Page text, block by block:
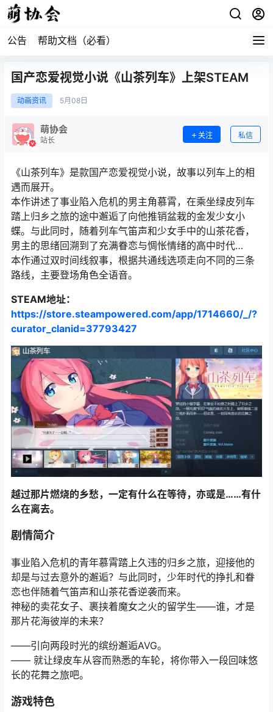
公告 帮助文档（必看）
国产恋爱视觉小说《山茶列车》上架STEAM
动画资讯 5月 08日
萌协会
站长
关注 私信
《山茶列车》是款国产恋爱视觉小说，故事以列车上的相
遇而展开。
本作讲述了事业陷入危机的男主角慕霄，在乘坐绿皮列车
踏上归乡之旅的途中邂逅了向他推销盆栽的金发少女小
蝶。与此同时，随着列车气笛声和少女手中的山茶花香，
男主的思绪回溯到了充满眷恋与惆怅情绪的高中时代…
本作通过双时间线叙事，根据共通线选项走向不同的三条
路线，主要登场角色全语音。
STEAM地址：
https://store.steampowered.com/app/1714660/_/?
curator_clanid=37793427
越过那片燃烧的乡愁，一定有什么在等待，亦或是……有什
么在离去。
剧情简介
事业陷入危机的青年慕霄踏上久违的归乡之旅，迎接他的
却是与过去意外的邂逅？与此同时，少年时代的挣扎和眷
恋也伴随着气笛声和山茶花香逆袭而来。
神秘的卖花女子、裹挟着魔女之火的留学生——谁，才是
那片花海彼岸的未来？
——引向两段时光的缤纷邂逅AVG。
—— 就让绿皮车从容而熟悉的车轮，将你带入一段回味悠
长的花舞之旅吧。
游戏特色